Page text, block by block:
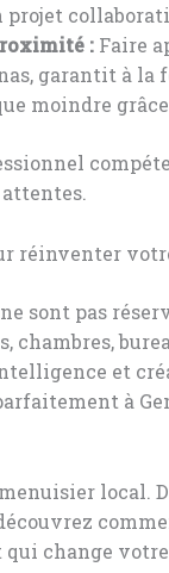
projet
: Faire
garantit à
moindre
réinventer
sont pas
chambres,
et
à
local.
change